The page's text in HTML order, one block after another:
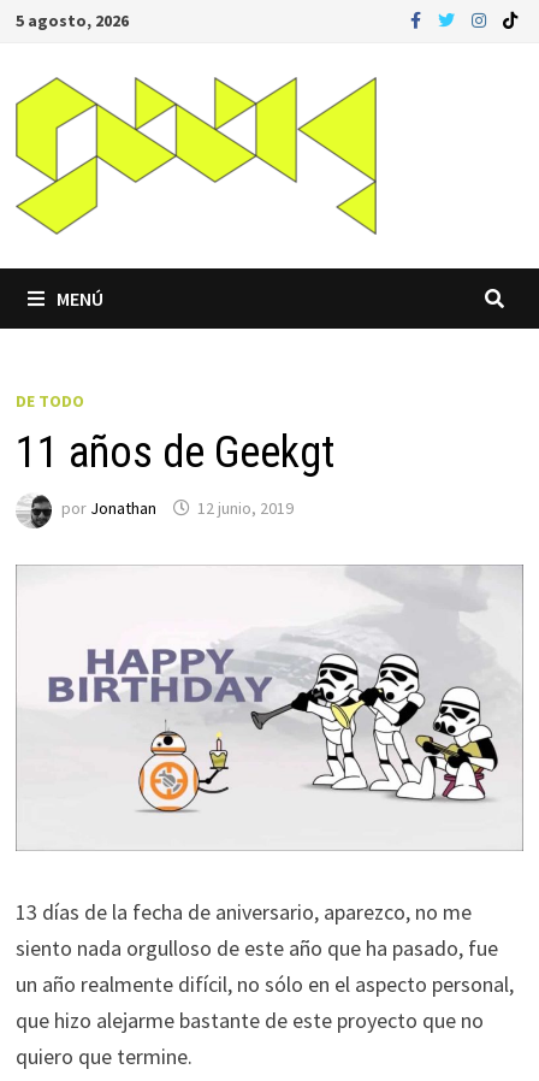
Saltar
contenido
5 agosto, 2026
MENÚ
DE TODO
11 años de Geekgt
por Jonathan 12 junio, 2019
13 días de la fecha de aniversario, aparezco, no me
siento nada orgulloso de este año que ha pasado, fue
un año realmente difícil, no sólo en el aspecto personal,
que hizo alejarme bastante de este proyecto que no
quiero que termine.